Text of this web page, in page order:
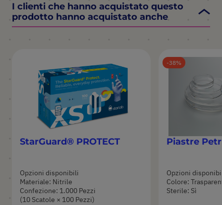
I clienti che hanno acquistato questo
prodotto hanno acquistato anche
StarGuard® PROTECT
Opzioni disponibili
Materiale: Nitrile
Confezione: 1.000 Pezzi
(10 Scatole × 100 Pezzi)
38
Piastre
Opzioni
Colore:
Sterile: Sì